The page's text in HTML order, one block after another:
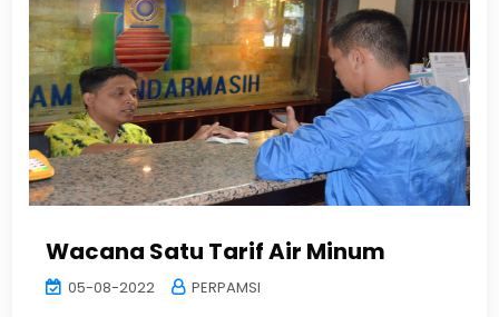
Wacana Satu Tarif Air Minum
05-08-2022 PERPAMSI